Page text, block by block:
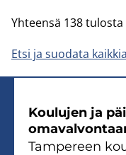
Yhteensä 138 tulosta
Etsi ja suodata
Kou­lu­jen ja
Tam­pe­reen